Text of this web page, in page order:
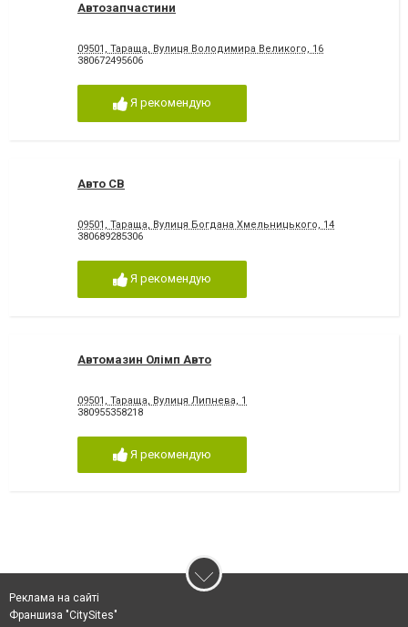
Автозапчастини
09501, Тараща, Вулиця Володимира Великого, 16
380672495606
Я рекомендую
Авто СВ
09501, Тараща, Вулиця Богдана Хмельницького, 14
380689285306
Я рекомендую
Автомазин Олімп Авто
09501, Тараща, Вулиця Липнева, 1
380955358218
Я рекомендую
Реклама на сайті
Франшиза "CitySites"